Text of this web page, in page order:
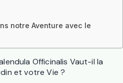
notre Aventure avec le
Officinalis Vaut-il la
et votre Vie ?